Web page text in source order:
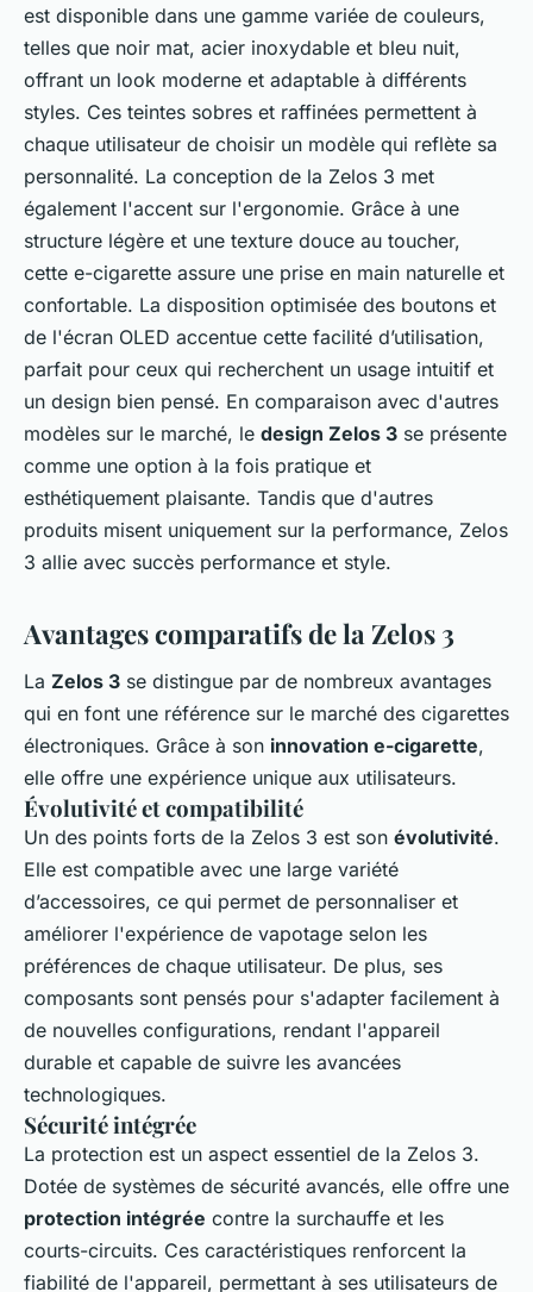
est disponible dans une gamme variée de couleurs,
telles que noir mat, acier inoxydable et bleu nuit,
offrant un look moderne et adaptable à différents
styles. Ces teintes sobres et raffinées permettent à
chaque utilisateur de choisir un modèle qui reflète sa
personnalité. La conception de la Zelos 3 met
également l'accent sur l'ergonomie. Grâce à une
structure légère et une texture douce au toucher,
cette e-cigarette assure une prise en main naturelle et
confortable. La disposition optimisée des boutons et
de l'écran OLED accentue cette facilité d’utilisation,
parfait pour ceux qui recherchent un usage intuitif et
un design bien pensé. En comparaison avec d'autres
modèles sur le marché, le design Zelos 3 se présente
comme une option à la fois pratique et
esthétiquement plaisante. Tandis que d'autres
produits misent uniquement sur la performance, Zelos
3 allie avec succès performance et style.
Avantages comparatifs de la Zelos 3
La Zelos 3 se distingue par de nombreux avantages
qui en font une référence sur le marché des cigarettes
électroniques. Grâce à son innovation e-cigarette,
elle offre une expérience unique aux utilisateurs.
Évolutivité et compatibilité
Un des points forts de la Zelos 3 est son évolutivité.
Elle est compatible avec une large variété
d’accessoires, ce qui permet de personnaliser et
améliorer l'expérience de vapotage selon les
préférences de chaque utilisateur. De plus, ses
composants sont pensés pour s'adapter facilement à
de nouvelles configurations, rendant l'appareil
durable et capable de suivre les avancées
technologiques.
Sécurité intégrée
La protection est un aspect essentiel de la Zelos 3.
Dotée de systèmes de sécurité avancés, elle offre une
protection intégrée contre la surchauffe et les
courts-circuits. Ces caractéristiques renforcent la
fiabilité de l'appareil, permettant à ses utilisateurs de